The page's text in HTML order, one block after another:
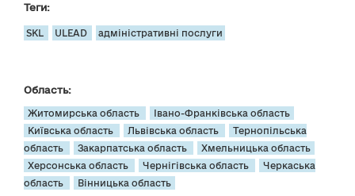
Теги:
SKL ULEAD адміністративні послуги
Область:
Житомирська область
Івано-Франківська область
Київська область
Львівська область
Тернопільська
область
Закарпатська область
Хмельницька область
Херсонська область
Чернігівська область
Черкаська
область
Вінницька область